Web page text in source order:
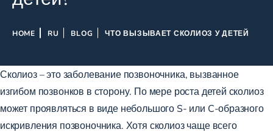
HOME RU BLOG ЧТО ВЫЗЫВАЕТ СКОЛИОЗ У ДЕТЕЙ
Сколиоз – это заболевание позвоночника, вызванное
изгибом позвонков в сторону. По мере роста детей сколиоз
может проявляться в виде небольшого S- или C-образного
искривления позвоночника. Хотя сколиоз чаще всего